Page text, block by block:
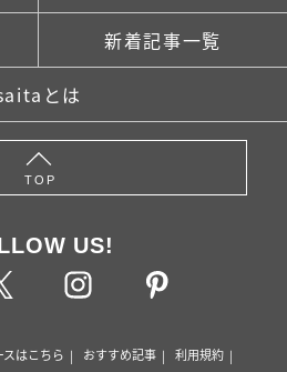
新着記事一覧
とは
TOP
US!
はこちら おすすめ記事
利用規約